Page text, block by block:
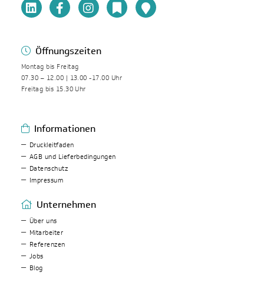
Öffnungszeiten
Montag bis Freitag
07.30 – 12.00 | 13.00 -17.00 Uhr
Freitag bis 15.30 Uhr
Informationen
Druckleitfaden
AGB und Lieferbedingungen
Datenschutz
Impressum
Unternehmen
Über uns
Mitarbeiter
Referenzen
Jobs
Blog